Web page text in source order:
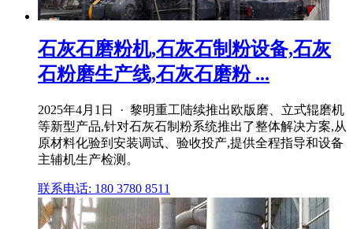
石灰石磨粉机,石灰石制粉设备,石灰
石粉磨生产线,石灰石磨粉 ...
2025年4月1日 · 黎明重工陆续推出欧版磨、立式辊磨机
等新型产品,针对石灰石制粉系统推出了整体解决方案,从
原材料化验到安装调试、验收投产,提供全程指导和设备
主辅机生产检测。
联系电话: 180 3780 8511